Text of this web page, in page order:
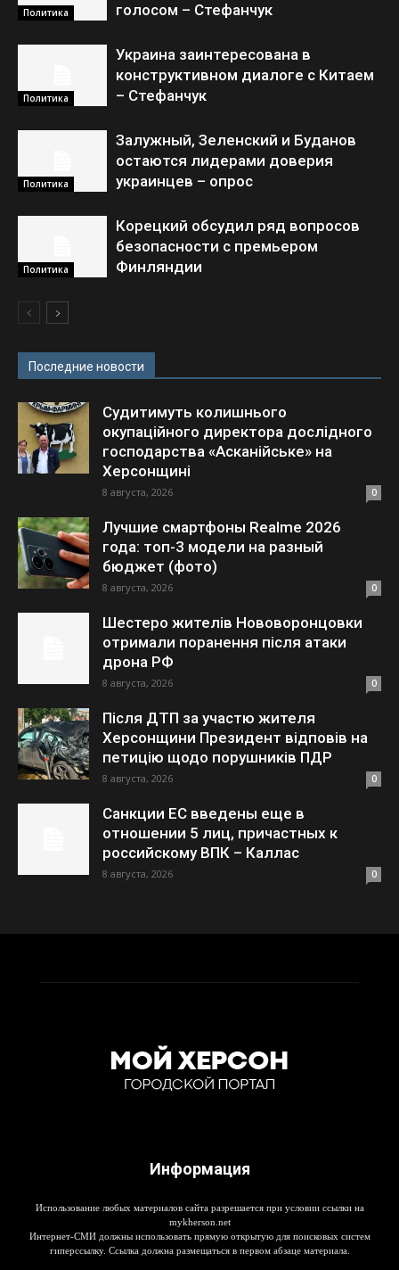
Политика
голосом – Стефанчук
Политика
Украина заинтересована в
конструктивном диалоге с Китаем
– Стефанчук
Политика
Залужный, Зеленский и Буданов
остаются лидерами доверия
украинцев – опрос
Политика
Корецкий обсудил ряд вопросов
безопасности с премьером
Финляндии
Последние новости
Судитимуть колишнього
окупаційного директора дослідного
господарства «Асканійське» на
Херсонщині
8 августа, 2026 0
Лучшие смартфоны Realme 2026
года: топ-3 модели на разный
бюджет (фото)
8 августа, 2026 0
Шестеро жителів Нововоронцовки
отримали поранення після атаки
дрона РФ
8 августа, 2026 0
Після ДТП за участю жителя
Херсонщини Президент відповів на
петицію щодо порушників ПДР
8 августа, 2026 0
Санкции ЕС введены еще в
отношении 5 лиц, причастных к
российскому ВПК – Каллас
8 августа, 2026 0
Информация
Использование любых материалов сайта разрешается при условии ссылки на
mykherson.net
Интернет-СМИ должны использовать прямую открытую для поисковых систем
гиперссылку. Ссылка должна размещаться в первом абзаце материала.